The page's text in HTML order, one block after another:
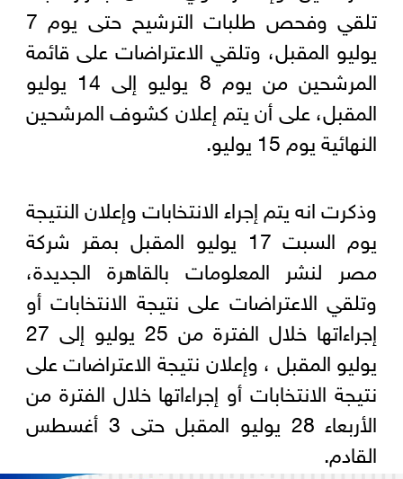
تلقي وفحص طلبات الترشيح حتى يوم 7
يوليو المقبل، وتلقي الاعتراضات على قائمة
المرشحين من يوم 8 يوليو إلى 14 يوليو
المقبل، على أن يتم إعلان كشوف المرشحين
النهائية يوم 15 يوليو.
وذكرت انه يتم إجراء الانتخابات وإعلان النتيجة
يوم السبت 17 يوليو المقبل بمقر شركة
مصر لنشر المعلومات بالقاهرة الجديدة،
وتلقي الاعتراضات على نتيجة الانتخابات أو
إجراءاتها خلال الفترة من 25 يوليو إلى 27
يوليو المقبل ، وإعلان نتيجة الاعتراضات على
نتيجة الانتخابات أو إجراءاتها خلال الفترة من
الأربعاء 28 يوليو المقبل حتى 3 أغسطس
القادم.